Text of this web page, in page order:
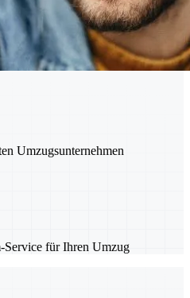
Umzugsunternehmen
Service für Ihren Umzug